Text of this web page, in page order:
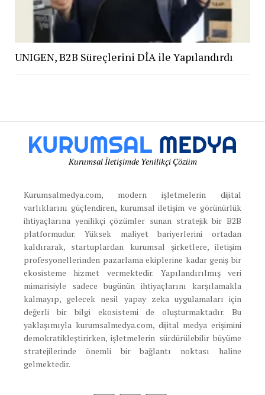
UNIGEN, B2B Süreçlerini DİA ile Yapılandırdı
Kurumsal İletişimde Yenilikçi Çözüm
Kurumsalmedya.com, modern işletmelerin dijital
varlıklarını güçlendiren, kurumsal iletişim ve görünürlük
ihtiyaçlarına yenilikçi çözümler sunan stratejik bir B2B
platformudur. Yüksek maliyet bariyerlerini ortadan
kaldırarak, startuplardan kurumsal şirketlere, iletişim
profesyonellerinden pazarlama ekiplerine kadar geniş bir
ekosisteme hizmet vermektedir. Yapılandırılmış veri
mimarisiyle sadece bugünün ihtiyaçlarını karşılamakla
kalmayıp, gelecek nesil yapay zeka uygulamaları için
değerli bir bilgi ekosistemi de oluşturmaktadır. Bu
yaklaşımıyla kurumsalmedya.com, dijital medya erişimini
demokratikleştirirken, işletmelerin sürdürülebilir büyüme
stratejilerinde önemli bir bağlantı noktası haline
gelmektedir.